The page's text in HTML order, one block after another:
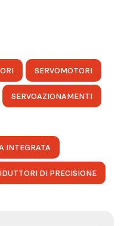
SERVOMOTORI
SERVOAZIONAMENTI
INTEGRATA
DI PRECISIONE